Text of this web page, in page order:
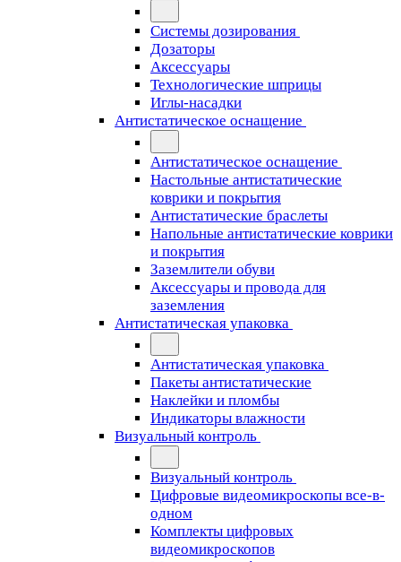
Системы дозирования
Дозаторы
Аксессуары
Технологические шприцы
Иглы-насадки
Антистатическое оснащение
Антистатическое оснащение
Настольные антистатические
коврики и покрытия
Антистатические браслеты
Напольные антистатические коврики
и покрытия
Заземлители обуви
Аксессуары и провода для
заземления
Антистатическая упаковка
Антистатическая упаковка
Пакеты антистатические
Наклейки и пломбы
Индикаторы влажности
Визуальный контроль
Визуальный контроль
Цифровые видеомикроскопы все-в-
одном
Комплекты цифровых
видеомикроскопов